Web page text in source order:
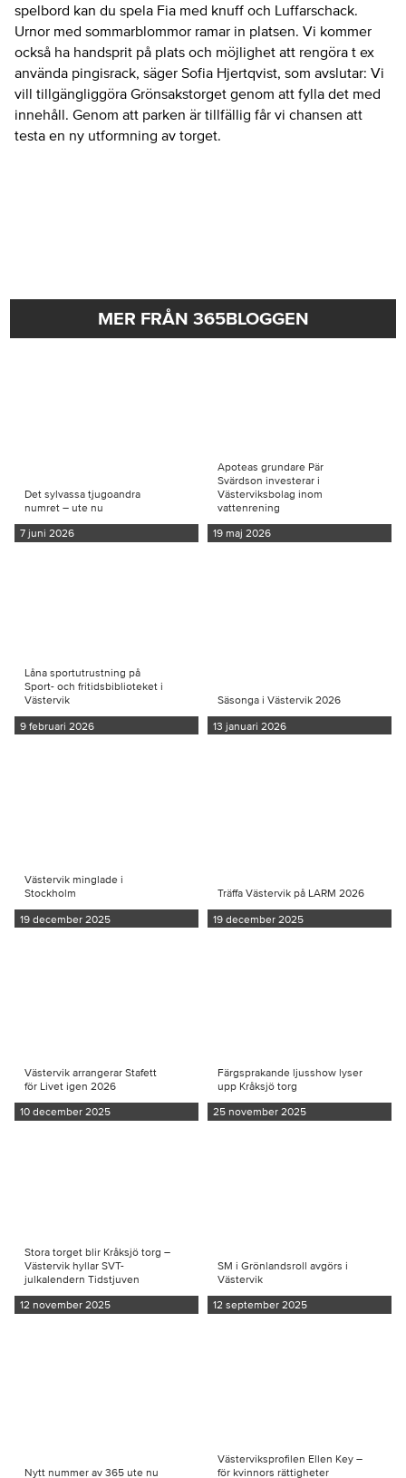
spelbord kan du spela Fia med knuff och Luffarschack.
Urnor med sommarblommor ramar in platsen. Vi kommer
också ha handsprit på plats och möjlighet att rengöra t ex
använda pingisrack, säger Sofia Hjertqvist, som avslutar: Vi
vill tillgängliggöra Grönsakstorget genom att fylla det med
innehåll. Genom att parken är tillfällig får vi chansen att
testa en ny utformning av torget.
MER FRÅN 365BLOGGEN
Det sylvassa tjugoandra
numret – ute nu
7 juni 2026
Apoteas grundare Pär
Svärdson investerar i
Västerviksbolag inom
vattenrening
19 maj 2026
Låna sportutrustning på
Sport- och fritidsbiblioteket i
Västervik
9 februari 2026
Säsonga i Västervik 2026
13 januari 2026
Västervik minglade i
Stockholm
19 december 2025
Träffa Västervik på LARM 2026
19 december 2025
Västervik arrangerar Stafett
för Livet igen 2026
10 december 2025
Färgsprakande ljusshow lyser
upp Kråksjö torg
25 november 2025
Stora torget blir Kråksjö torg –
Västervik hyllar SVT-
julkalendern Tidstjuven
12 november 2025
SM i Grönlandsroll avgörs i
Västervik
12 september 2025
Nytt nummer av 365 ute nu
Västerviksprofilen Ellen Key –
för kvinnors rättigheter